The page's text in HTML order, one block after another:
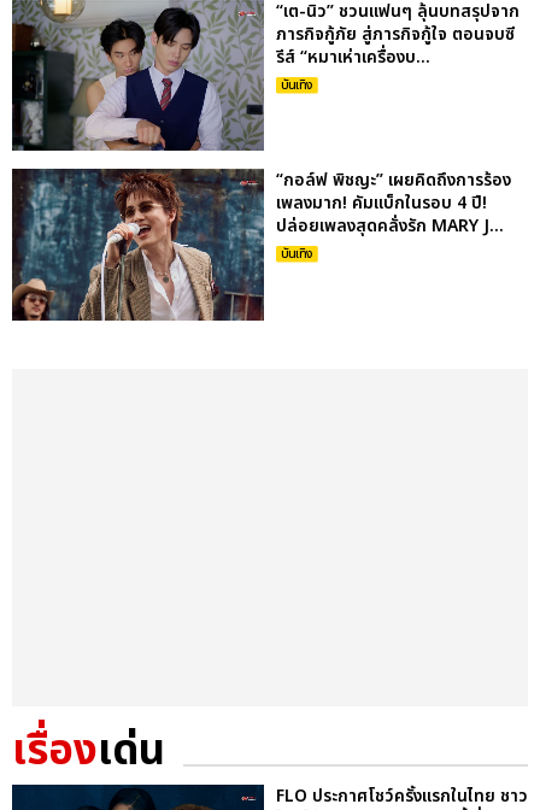
“เต-นิว” ชวนแฟนๆ ลุ้นบทสรุปจาก
ภารกิจกู้ภัย สู่ภารกิจกู้ใจ ตอนจบซี
รีส์ “หมาเห่าเครื่องบ...
บันเทิง
“กอล์ฟ พิชญะ” เผยคิดถึงการร้อง
เพลงมาก! คัมแบ็กในรอบ 4 ปี!
ปล่อยเพลงสุดคลั่งรัก MARY J...
บันเทิง
เรื่องเด่น
FLO ประกาศโชว์ครั้งแรกในไทย ชาว